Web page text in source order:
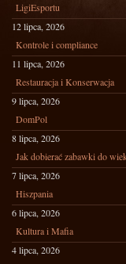
LigiEsportu
12 lipca, 2026
Kontrole i compliance
11 lipca, 2026
Restauracja i Konserwacja
9 lipca, 2026
DomPol
8 lipca, 2026
Jak dobierać zabawki do
7 lipca, 2026
Hiszpania
6 lipca, 2026
Kultura i Mafia
4 lipca, 2026